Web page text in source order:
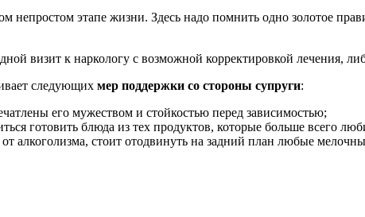
непростом этапе жизни. Здесь надо помнить одно золотое
визит к наркологу с возможной корректировкой лечения,
следующих мер поддержки со стороны супруги:
его мужеством и стойкостью перед зависимостью;
готовить блюда из тех продуктов, которые больше всего
алкоголизма, стоит отодвинуть на задний план любые